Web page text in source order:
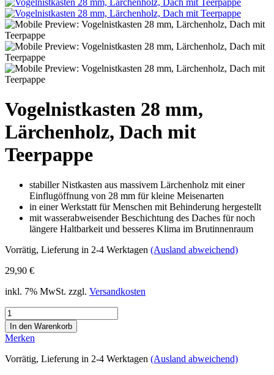
Vogelnistkasten 28 mm,
Lärchenholz, Dach mit
Teerpappe
stabiller Nistkasten aus massivem Lärchenholz mit einer
Einflugöffnung von 28 mm für kleine Meisenarten
in einer Werkstatt für Menschen mit Behinderung hergestellt
mit wasserabweisender Beschichtung des Daches für noch
längere Haltbarkeit und besseres Klima im Brutinnenraum
Vorrätig, Lieferung in 2-4 Werktagen (Ausland abweichend)
29,90 €
inkl. 7% MwSt. zzgl. Versandkosten
Merken
Vorrätig, Lieferung in 2-4 Werktagen (Ausland abweichend)